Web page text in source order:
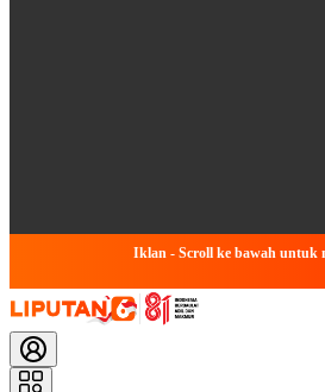
Iklan - Scroll ke bawah untuk